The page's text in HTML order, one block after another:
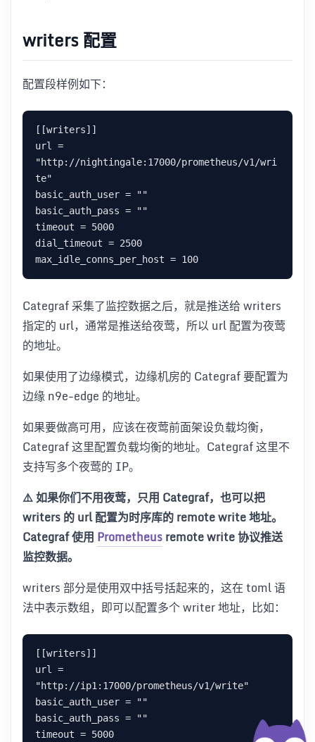
writers 配置
配置段样例如下：
[[writers]]
url =
"http://nightingale:17000/prometheus/v1/wri
te"
basic_auth_user = ""
basic_auth_pass = ""
timeout = 5000
dial_timeout = 2500
Categraf 采集了监控数据之后，就是推送给 writers
指定的 url，通常是推送给夜莺，所以 url 配置为夜莺
的地址。
如果使用了边缘模式，边缘机房的 Categraf 要配置为
边缘 n9e-edge 的地址。
如果要做高可用，应该在夜莺前面架设负载均衡，
Categraf 这里配置负载均衡的地址。Categraf 这里不
支持写多个夜莺的 IP。
⚠️ 如果你们不用夜莺，只用 Categraf，也可以把
writers 的 url 配置为时序库的 remote write 地址。
Categraf 使用 Prometheusremote write 协议推送
监控数据。
writers 部分是使用双中括号括起来的，这在 toml 语
法中表示数组，即可以配置多个 writer 地址，比如：
[[writers]]
url =
"http://ip1:17000/prometheus/v1/write"
basic_auth_user = ""
basic_auth_pass = ""
timeout = 5000